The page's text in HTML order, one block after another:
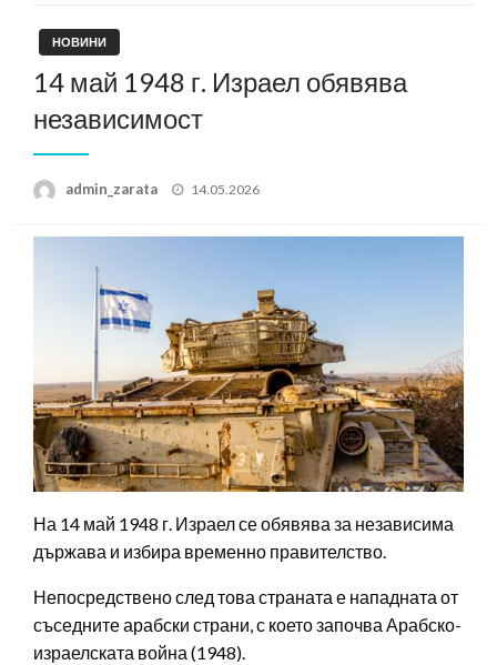
НОВИНИ
14 май 1948 г. Израел обявява
независимост
admin_zarata
Posted
14.05.2026
На 14 май 1948 г. Израел се обявява за независима
държава и избира временно правителство.
Непосредствено след това страната е нападната от
съседните арабски страни, с което започва Арабско-
израелската война (1948).